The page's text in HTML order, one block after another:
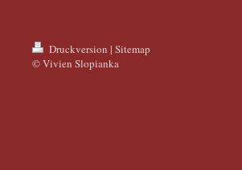
Druckversion | Sitemap
© Vivien Slopianka